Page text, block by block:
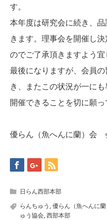
す。
本年度は研究会に続き、
きます。理事会を開催し
のでご了承頂きますよう宜
最後になりますが、会員
き、またこの状況が一に
開催できることを切に願っ
優らん（魚へんに蘭）会
日らん西部本部
らんちゅう ,優らん（魚へんに
ゅう協会,西部本部